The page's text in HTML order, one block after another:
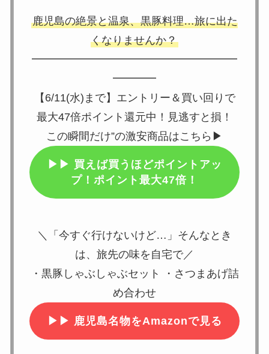
鹿児島の絶景と温泉、黒豚料理…旅に出た
くなりませんか？
━━━━━━━━━━━━━━━━━━━
━━━━
【6/11(水)まで】エントリー＆買い回りで
最大47倍ポイント還元中！見逃すと損！
この瞬間だけ”の激安商品はこちら▶
▶▶ 買えば買うほどポイントアッ
プ！ポイント最大47倍！
＼「今すぐ行けないけど…」そんなとき
は、旅先の味を自宅で／
・黒豚しゃぶしゃぶセット ・さつまあげ詰
め合わせ
▶▶ 鹿児島名物をAmazonで見る